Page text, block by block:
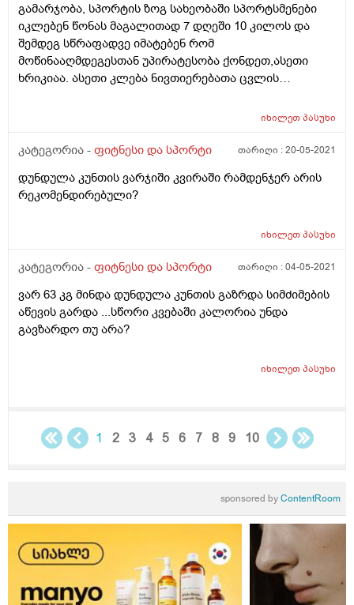
გამარჯობა, სპორტის ზოგ სახეობაში სპორტსმენები
იკლებენ წონას მაგალითად 7 დღეში 10 კილოს და
შემდეგ სწრაფადვე იმატებენ რომ
მოწინააღმდეგესთან უპირატესობა ქონდეთ,ასეთი
ხრიკიაა. ასეთი კლება ნივთიერებათა ცვლის
იხილეთპასუხი
კატეგორია - ფიტნესი და სპორტი თარიღი :20-05-2021
დუნდულა კუნთის ვარჯიში კვირაში რამდენჯერ არის
რეკომენდირებული?
იხილეთპასუხი
კატეგორია - ფიტნესი და სპორტი თარიღი :04-05-2021
ვარ 63 კგ მინდა დუნდულა კუნთის გაზრდა სიმძიმების
აწევის გარდა ...სწორი კვებაში კალორია უნდა
გავზარდო თუ არა?
იხილეთპასუხი
1 2 3 4 5 6 7 8 9 10
sponsored byContentRoom